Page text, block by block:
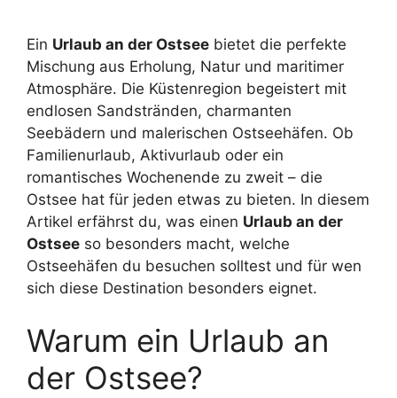
Ein Urlaub an der Ostsee bietet die perfekte
Mischung aus Erholung, Natur und maritimer
Atmosphäre. Die Küstenregion begeistert mit
endlosen Sandstränden, charmanten
Seebädern und malerischen Ostseehäfen. Ob
Familienurlaub, Aktivurlaub oder ein
romantisches Wochenende zu zweit – die
Ostsee hat für jeden etwas zu bieten. In diesem
Artikel erfährst du, was einen Urlaub an der
Ostsee so besonders macht, welche
Ostseehäfen du besuchen solltest und für wen
sich diese Destination besonders eignet.
Warum ein Urlaub an
der Ostsee?